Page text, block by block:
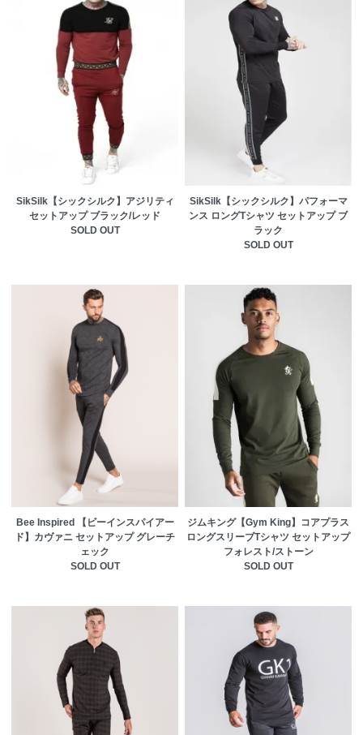
SikSilk【シックシルク】アジリティ
セットアップ ブラック/レッド
SOLD OUT
SikSilk【シックシルク】パフォーマ
ンス ロングTシャツ セットアップ ブ
ラック
SOLD OUT
Bee Inspired 【ビーインスパイアー
ド】カヴァニ セットアップ グレーチ
ェック
SOLD OUT
ジムキング【Gym King】コアプラス
ロングスリーブTシャツ セットアップ
フォレスト/ストーン
SOLD OUT